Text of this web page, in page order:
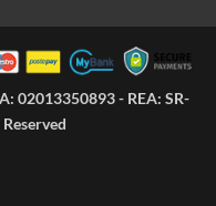
02013350893 - REA: SR-